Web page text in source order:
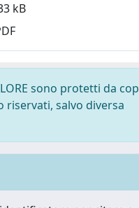
kB
sono protetti da
salvo diversa